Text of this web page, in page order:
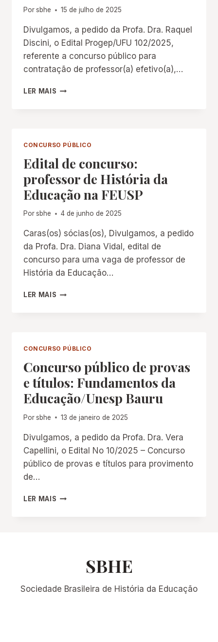
Porsbhe 15 de julho de 2025
Divulgamos, a pedido da Profa. Dra. Raquel
Discini, o Edital Progep/UFU 102/2025,
referente a concurso público para
contratação de professor(a) efetivo(a),…
LER MAIS UFU:
EFETIVO(A)
NA
ÁREA
DE FILOSOFIA
DA EDUCAÇÃO
CONCURSO PÚBLICO
Edital de concurso:
professor de História da
Educação na FEUSP
Porsbhe 4 de junho de 2025
Caras(os) sócias(os), Divulgamos, a pedido
da Profa. Dra. Diana Vidal, edital de
concurso para uma vaga de professor de
História da Educação…
LER MAIS EDITAL
HISTÓRIA
EDUCAÇÃO
NA
FEUSP
CONCURSO PÚBLICO
Concurso público de provas
e títulos: Fundamentos da
Educação/Unesp Bauru
Porsbhe 13 de janeiro de 2025
Divulgamos, a pedido da Profa. Dra. Vera
Capellini, o Edital No 10/2025 – Concurso
público de provas e títulos para provimento
de…
LER MAIS CONCURSO
BAURU
SBHE
Sociedade Brasileira de História da Educação